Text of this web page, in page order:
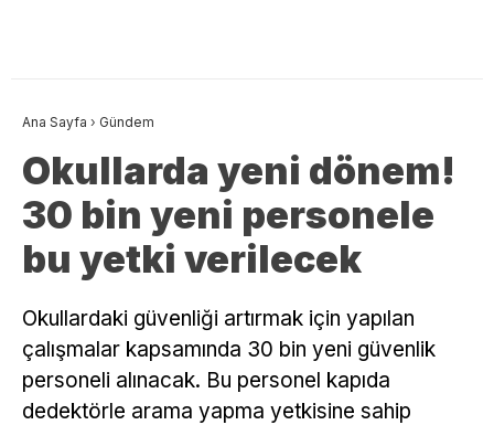
Ana Sayfa › Gündem
Okullarda yeni dönem!
30 bin yeni personele
bu yetki verilecek
Okullardaki güvenliği artırmak için yapılan
çalışmalar kapsamında 30 bin yeni güvenlik
personeli alınacak. Bu personel kapıda
dedektörle arama yapma yetkisine sahip